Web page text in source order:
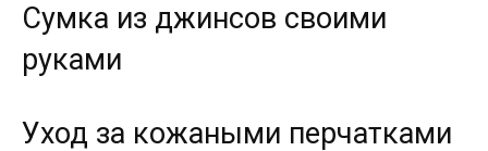
Сумка из джинсов своими
руками
Уход за кожаными перчатками